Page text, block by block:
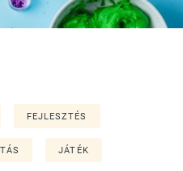
FEJLESZTÉS
JÁTÉK